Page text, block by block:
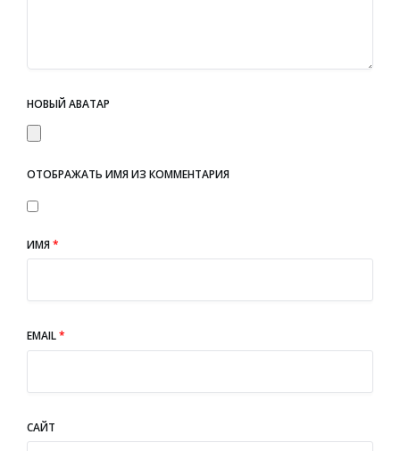
НОВЫЙ АВАТАР
ОТОБРАЖАТЬ ИМЯ ИЗ КОММЕНТАРИЯ
ИМЯ*
EMAIL*
САЙТ